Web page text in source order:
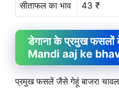
सीताफल का भाव 43 ₹
डेगाना के प्रमुख फसलों
Mandi aaj ke
प्रमुख फसलें जैसे गेहूं बाजरा चावल